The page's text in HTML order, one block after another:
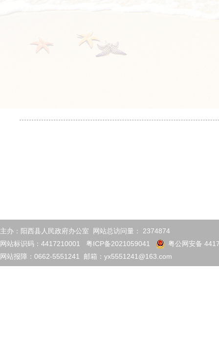
主办：阳西县人民政府办公室 网站总访问量： 2374874
网站标识码：4417210001 粤ICP备2021059041
粤公网安备
网站报障：0662-5551241 邮箱：yx5551241@163.com